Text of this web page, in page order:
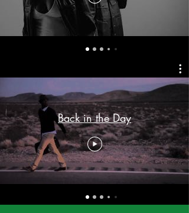
Back in the Day